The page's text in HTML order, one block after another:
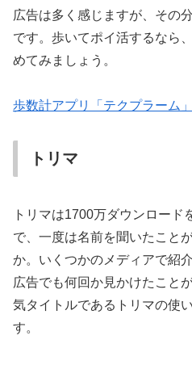
広告は多く感じますが、その
です。歩いてポイ活するなら
めてみましょう。
歩数計アプリ「テクプラーム
トリマ
トリマは1700万ダウンロード
で、一度は名前を聞いたこと
か。いくつかのメディアで紹
広告でも何回か見かけたこと
気タイトルであるトリマの使
す。